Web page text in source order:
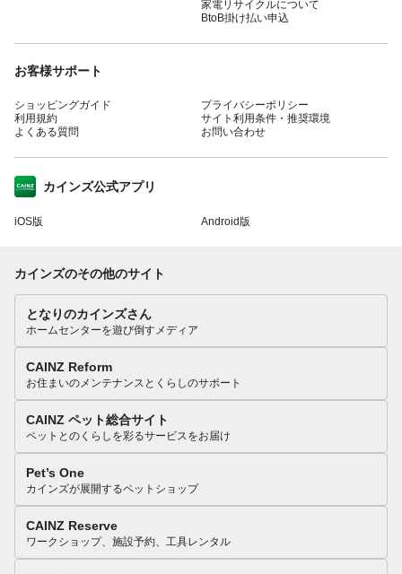
家電リサイクルについて
BtoB掛け払い申込
お客様サポート
ショッピングガイド
利用規約
よくある質問
プライバシーポリシー
サイト利用条件・推奨環境
お問い合わせ
カインズ公式アプリ
iOS版 Android版
カインズのその他のサイト
となりのカインズさん
ホームセンターを遊び倒すメディア
CAINZ Reform
お住まいのメンテナンスとくらしのサポート
CAINZ ペット総合サイト
ペットとのくらしを彩るサービスをお届け
Pet’s One
カインズが展開するペットショップ
CAINZ Reserve
ワークショップ、施設予約、工具レンタル